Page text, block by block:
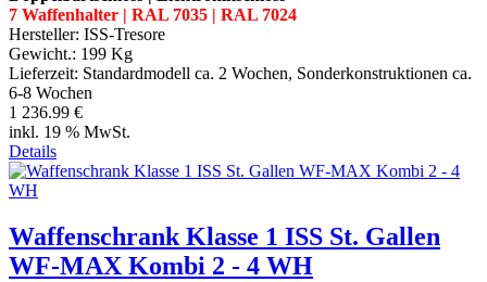
7 Waffenhalter | RAL 7035 | RAL 7024
Hersteller: ISS-Tresore
Gewicht.: 199 Kg
Lieferzeit: Standardmodell ca. 2 Wochen, Sonderkonstruktionen ca.
6-8 Wochen
1 236.99 €
inkl. 19 % MwSt.
Details
Waffenschrank Klasse 1 ISS St. Gallen
WF-MAX Kombi 2 - 4 WH